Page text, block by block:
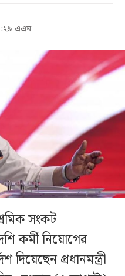
এএম
সংকট
কর্মী নিয়োগের
দিয়েছেন প্রধানমন্ত্রী